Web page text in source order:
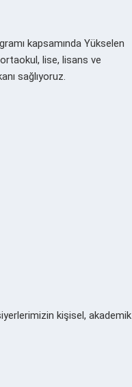
kapsamında Yükselen
lise, lisans ve
sağlıyoruz.
kişisel, akademik